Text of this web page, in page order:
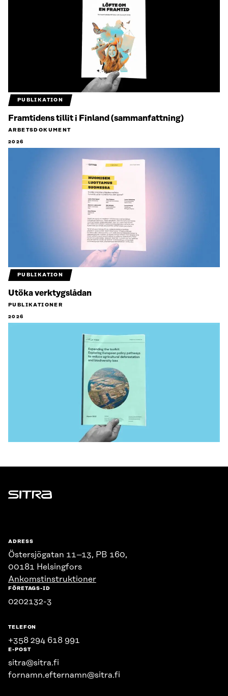
PUBLIKATION
Framtidens tillit i Finland (sammanfattning)
ARBETSDOKUMENT
2026
PUBLIKATION
Utöka verktygslådan
PUBLIKATIONER
2026
Sitra
ADRESS
Östersjögatan 11–13, PB 160,
00181 Helsingfors
Ankomstinstruktioner
FÖRETAGS-ID
0202132-3
TELEFON
+358 294 618 991
E-POST
sitra@sitra.fi
fornamn.efternamn@sitra.fi